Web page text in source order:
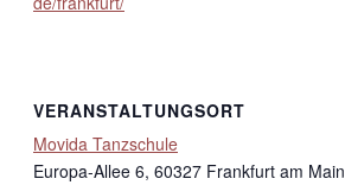
VERANSTALTUNGSORT
Movida Tanzschule
Europa-Allee 6, 60327 Frankfurt am Main